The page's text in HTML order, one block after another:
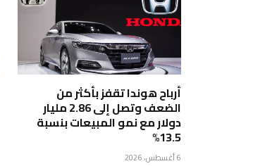
أرباح هوندا تقفز بأكثر من
الضعف وتصل إلى 2.86 مليار
دولار مع نمو المبيعات بنسبة
13.5%
6 أغسطس، 2026